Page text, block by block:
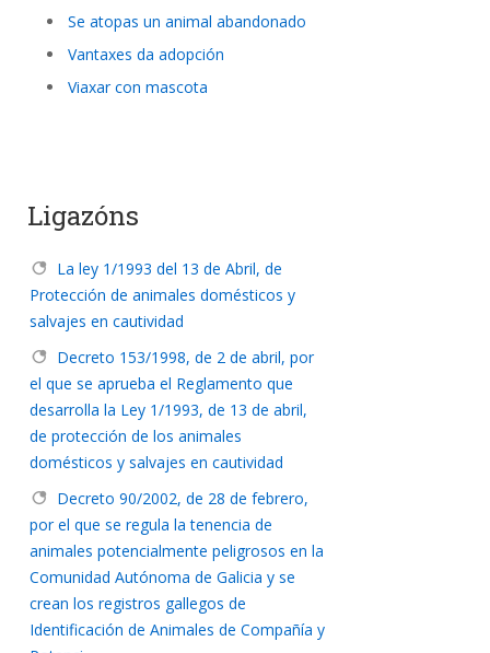
Se atopas un animal abandonado
Vantaxes da adopción
Viaxar con mascota
Ligazóns
La ley 1/1993 del 13 de Abril, de
Protección de animales domésticos y
salvajes en cautividad
Decreto 153/1998, de 2 de abril, por
el que se aprueba el Reglamento que
desarrolla la Ley 1/1993, de 13 de abril,
de protección de los animales
domésticos y salvajes en cautividad
Decreto 90/2002, de 28 de febrero,
por el que se regula la tenencia de
animales potencialmente peligrosos en la
Comunidad Autónoma de Galicia y se
crean los registros gallegos de
Identificación de Animales de Compañía y